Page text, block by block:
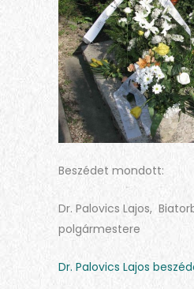
Beszédet mondott:
Dr. Palovics Lajos,
polgármestere
Dr. Palovics Lajos